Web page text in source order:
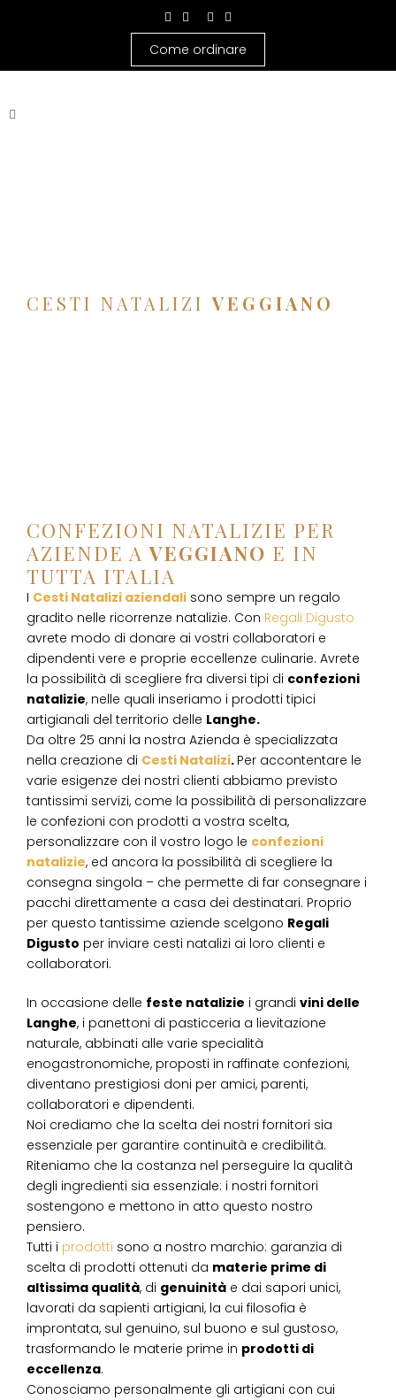
Come ordinare
CESTI NATALIZIVEGGIANO
CONFEZIONI NATALIZIE PER
AZIENDE AVEGGIANO E IN
TUTTA ITALIA
I Cesti Natalizi aziendali sono sempre un regalo
gradito nelle ricorrenze natalizie. Con Regali Digusto
avrete modo di donare ai vostri collaboratori e
dipendenti vere e proprie eccellenze culinarie. Avrete
la possibilità di scegliere fra diversi tipi di confezioni
natalizie, nelle quali inseriamo i prodotti tipici
artigianali del territorio delle Langhe.
Da oltre 25 anni la nostra Azienda è specializzata
nella creazione di Cesti Natalizi. Per accontentare le
varie esigenze dei nostri clienti abbiamo previsto
tantissimi servizi, come la possibilità di personalizzare
le confezioni con prodotti a vostra scelta,
personalizzare con il vostro logo le confezioni
natalizie, ed ancora la possibilità di scegliere la
consegna singola – che permette di far consegnare i
pacchi direttamente a casa dei destinatari. Proprio
per questo tantissime aziende scelgono Regali
Digusto per inviare cesti natalizi ai loro clienti e
collaboratori.
In occasione delle feste natalizie i grandi vini delle
Langhe, i panettoni di pasticceria a lievitazione
naturale, abbinati alle varie specialità
enogastronomiche, proposti in raffinate confezioni,
diventano prestigiosi doni per amici, parenti,
collaboratori e dipendenti.
Noi crediamo che la scelta dei nostri fornitori sia
essenziale per garantire continuità e credibilità.
Riteniamo che la costanza nel perseguire la qualità
degli ingredienti sia essenziale: i nostri fornitori
sostengono e mettono in atto questo nostro
pensiero.
Tutti i prodotti sono a nostro marchio: garanzia di
scelta di prodotti ottenuti da materie prime di
altissima qualità, di genuinità e dai sapori unici,
lavorati da sapienti artigiani, la cui filosofia è
improntata, sul genuino, sul buono e sul gustoso,
trasformando le materie prime in prodotti di
eccellenza.
Conosciamo personalmente gli artigiani con cui